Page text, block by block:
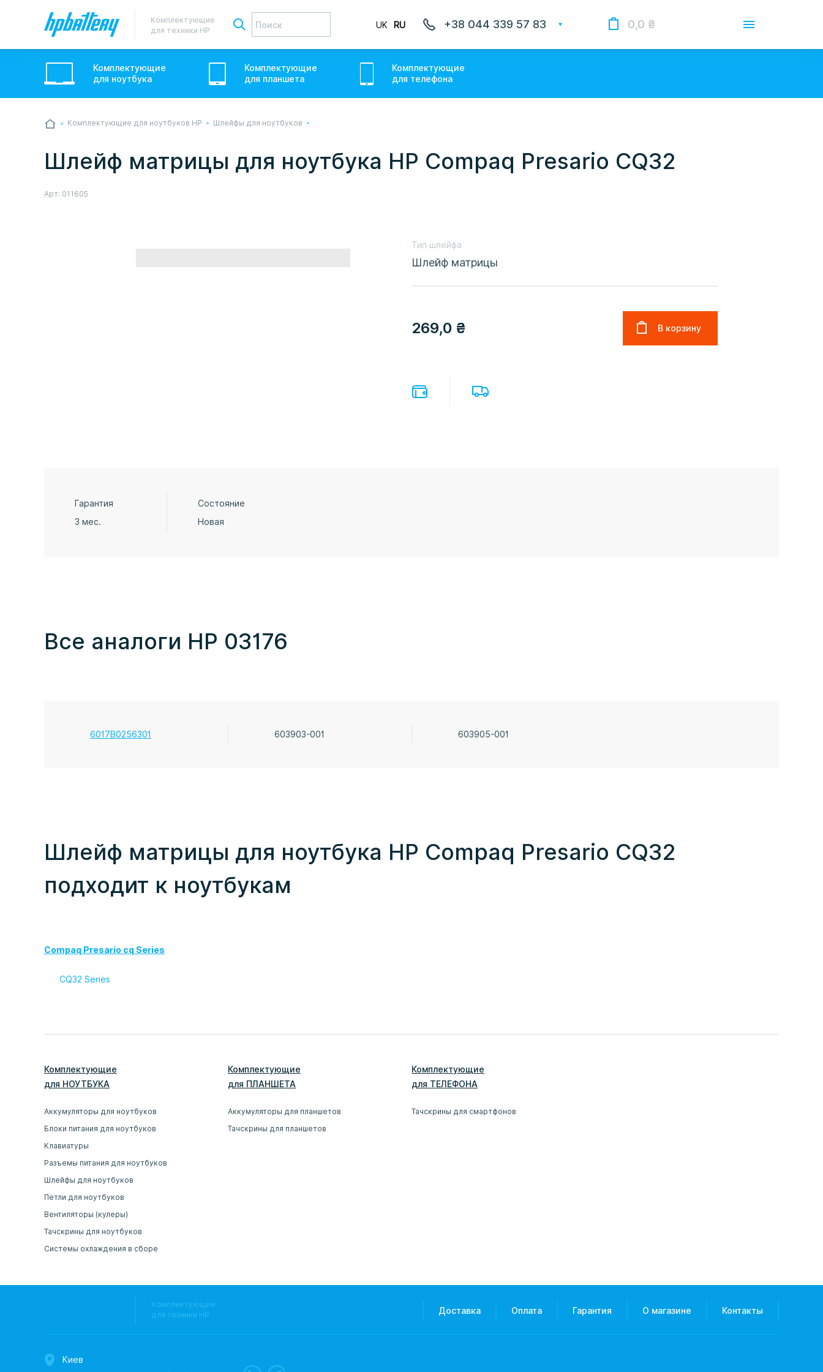
Але ми виліземо зі сховища і перетелефонуємо вам.
Комплектующие
для техники HP
UK RU +38 044 339 57 83 0,0 ₴
Доставка
Оплата
Комплектующие
для ноутбука
Комплектующие
для планшета
Комплектующие
для телефона
Комплектующие для ноутбуков HP Шлейфы для ноутбуков
Шлейф матрицы для ноутбука HP Compaq Presario CQ32
Арт: 011605
Тип шлейфа
Шлейф матрицы
269,0 ₴
Гарантия
3 мес.
Состояние
Новая
Все аналоги HP 03176
6017B0256301 603903-001 603905-001
Шлейф матрицы для ноутбука HP Compaq Presario CQ32
подходит к ноутбукам
Compaq Presario cq Series
CQ32 Series
Комплектующие
для НОУТБУКА
Аккумуляторы для ноутбуков
Блоки питания для ноутбуков
Клавиатуры
Разъемы питания для ноутбуков
Шлейфы для ноутбуков
Петли для ноутбуков
Вентиляторы (кулеры)
Тачскрины для ноутбуков
Системы охлаждения в сборе
Комплектующие
для ПЛАНШЕТА
Аккумуляторы для планшетов
Тачскрины для планшетов
Комплектующие
для ТЕЛЕФОНА
Тачскрины для смартфонов
Комплектующие
для техники HP
Доставка Оплата Гарантия О магазине Контакты
Киев